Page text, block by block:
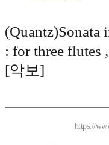
(Quantz)Sonata
: for three flutes
[악보]
https://